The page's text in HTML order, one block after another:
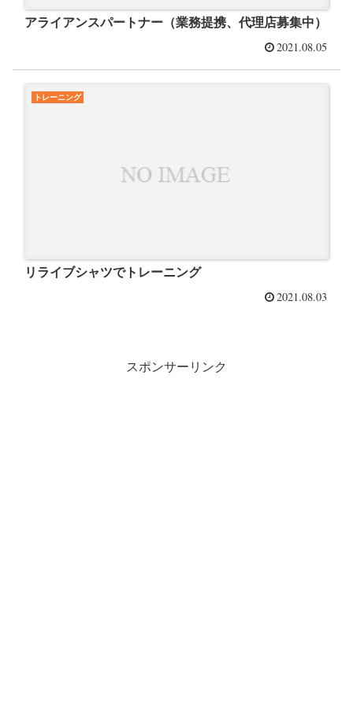
アライアンスパートナー（業務提携、代理店募集中）
2021.08.05
トレーニング
リライブシャツでトレーニング
2021.08.03
スポンサーリンク